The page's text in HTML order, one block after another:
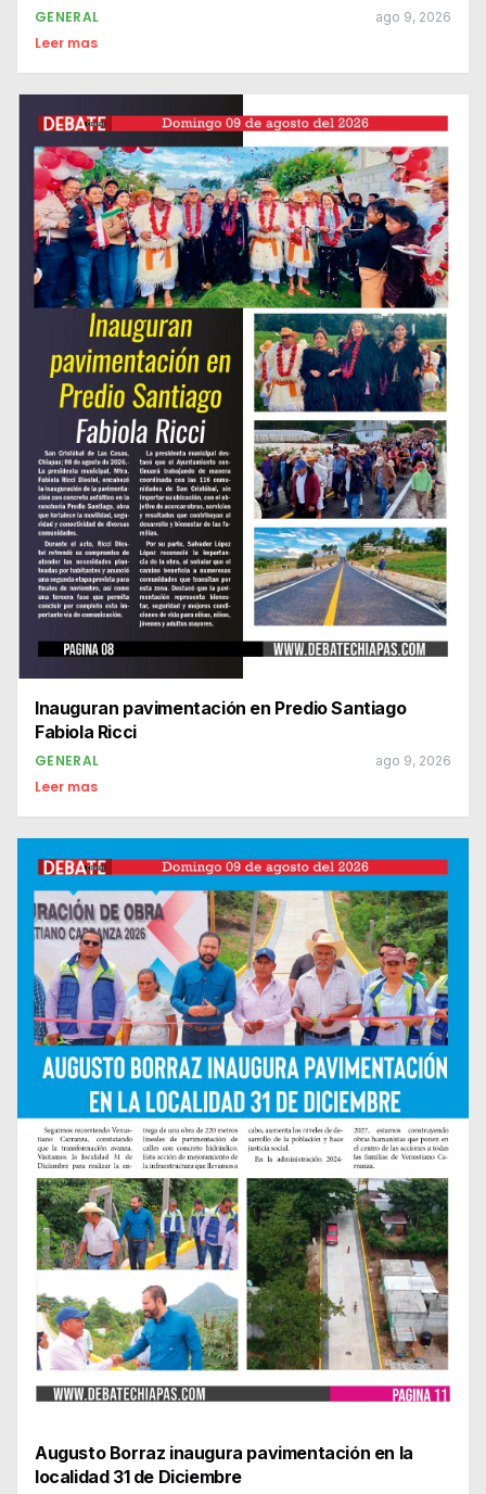
GENERAL ago 9, 2026
Leer mas
Inauguran pavimentación en Predio Santiago
Fabiola Ricci
GENERAL ago 9, 2026
Leer mas
Augusto Borraz inaugura pavimentación en la
localidad 31 de Diciembre